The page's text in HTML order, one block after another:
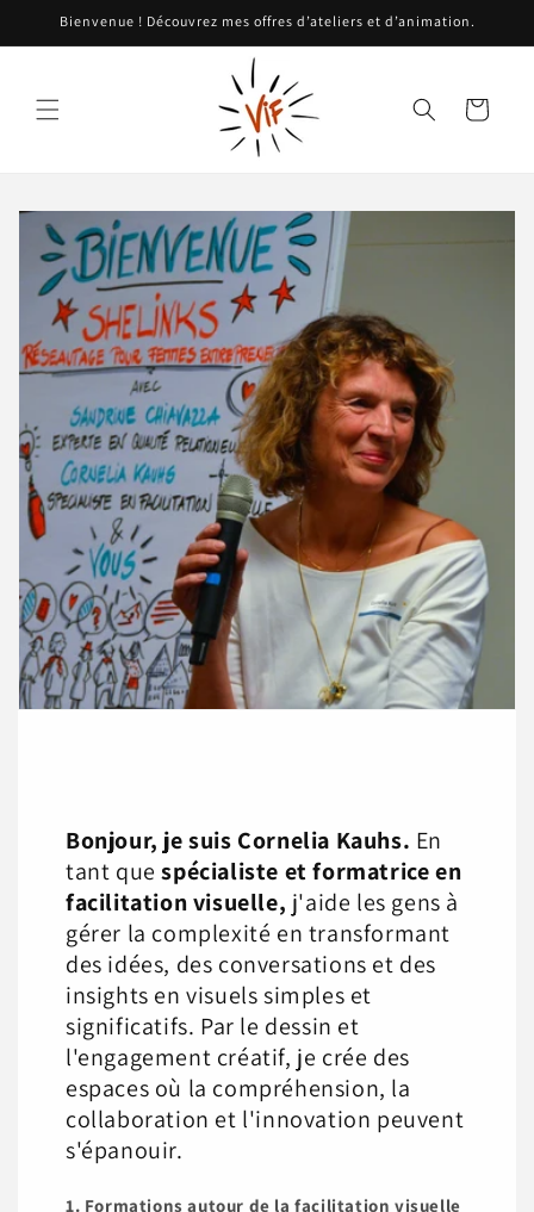
passer
au
Bienvenue ! Découvrez mes offres d’ateliers et d’animation.
Panier
Bonjour, je suis Cornelia Kauhs. En
tant quespécialiste et formatrice en
facilitation visuelle, j'aide les gens à
gérer la complexité en transformant
des idées, des conversations et des
insights en visuels simples et
significatifs. Par le dessin et
l'engagement créatif, je crée des
espaces où la compréhension, la
collaboration et l'innovation peuvent
s'épanouir.
1. Formations autour de la facilitation visuelle